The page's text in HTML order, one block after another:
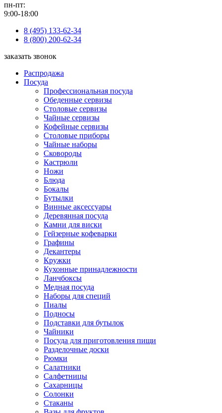
пн-пт:
9:00-18:00
8 (495) 133-62-34
8 (800) 200-62-34
заказать звонок
Распродажа
Посуда
Профессиональная посуда
Обеденные сервизы
Столовые сервизы
Чайные сервизы
Кофейные сервизы
Столовые приборы
Чайные наборы
Сковороды
Кастрюли
Ножи
Блюда
Бокалы
Бутылки
Винные аксессуары
Деревянная посуда
Камни для виски
Гейзерные кофеварки
Графины
Декантеры
Кружки
Кухонные принадлежности
Ланчбоксы
Медная посуда
Наборы для специй
Пиалы
Подносы
Подставки для бутылок
Чайники
Посуда для приготовления пищи
Разделочные доски
Рюмки
Салатники
Салфетницы
Сахарницы
Солонки
Стаканы